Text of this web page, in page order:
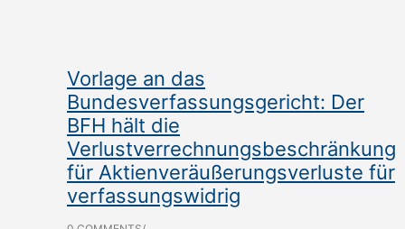
Vorlage an das
Bundesverfassungsgericht: Der
BFH hält die
Verlustverrechnungsbeschränkung
für Aktienveräußerungsverluste für
verfassungswidrig